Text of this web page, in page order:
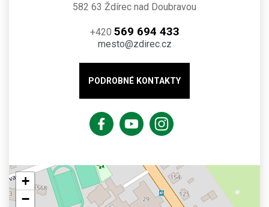
582 63 Ždírec nad Doubravou
+420 569 694 433
mesto@zdirec.cz
PODROBNÉ KONTAKTY
+
−